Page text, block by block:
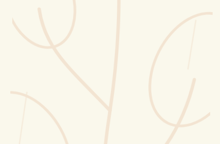
Vogelstimmen
Gartenplaner
Düngeberater
Challenges
Wusstest du?